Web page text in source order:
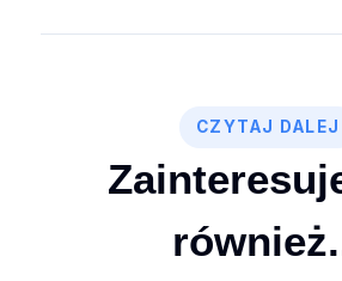
CZYTAJ DALEJ